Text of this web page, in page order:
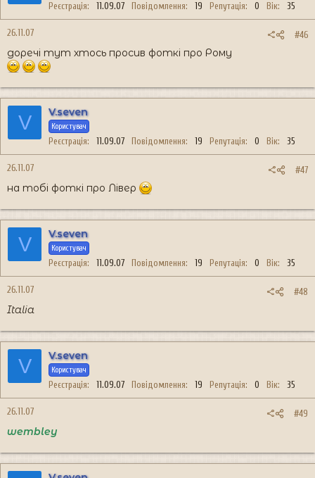
Реєстрація 11.09.07 Повідомлення 19 Репутація 0 Вік 35
26.11.07 #46
доречі тут хтось просив фоткі про Рому
V V.seven
Користувач
Реєстрація 11.09.07 Повідомлення 19 Репутація 0 Вік 35
26.11.07 #47
на тобі фоткі про Лівер
V V.seven
Користувач
Реєстрація 11.09.07 Повідомлення 19 Репутація 0 Вік 35
26.11.07 #48
Italia
V V.seven
Користувач
Реєстрація 11.09.07 Повідомлення 19 Репутація 0 Вік 35
26.11.07 #49
wembley